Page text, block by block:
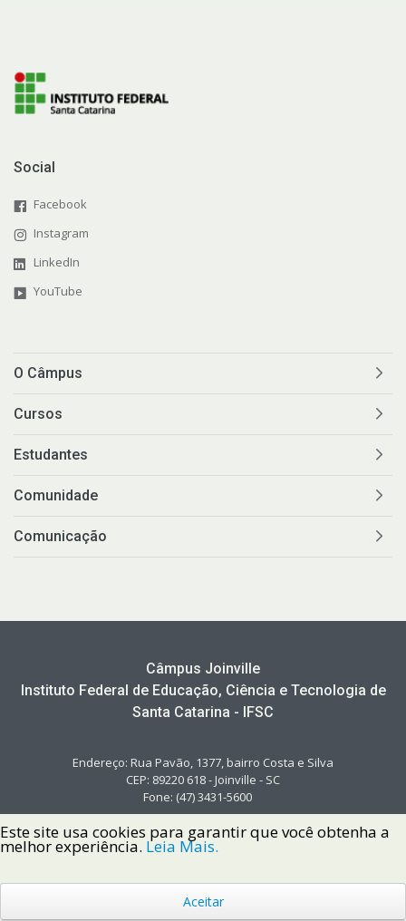
Social
Facebook
Instagram
LinkedIn
YouTube
O Câmpus
Cursos
Estudantes
Comunidade
Comunicação
Câmpus Joinville
Instituto Federal de Educação, Ciência e Tecnologia de
Santa Catarina - IFSC
Endereço: Rua Pavão, 1377, bairro Costa e Silva
CEP: 89220 618 - Joinville - SC
Fone: (47) 3431-5600
Copyright © 2022 Instituto Federal de Santa Catarina IFSC
Este site usa cookies para garantir que você obtenha a
melhor experiência. Leia Mais.
Aceitar